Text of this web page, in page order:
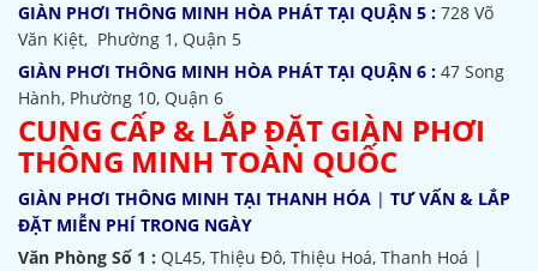
GIÀN PHƠI THÔNG MINH HÒA PHÁT TẠI QUẬN 5 : 728 Võ
Văn Kiệt, Phường 1, Quận 5
GIÀN PHƠI THÔNG MINH HÒA PHÁT TẠI QUẬN 6 : 47 Song
Hành, Phường 10, Quận 6
CUNG CẤP & LẮP ĐẶT GIÀN PHƠI
THÔNG MINH TOÀN QUỐC
GIÀN PHƠI THÔNG MINH TẠI THANH HÓA | TƯ VẤN & LẮP
ĐẶT MIỄN PHÍ TRONG NGÀY
Văn Phòng Số 1 : QL45, Thiệu Đô, Thiệu Hoá, Thanh Hoá |